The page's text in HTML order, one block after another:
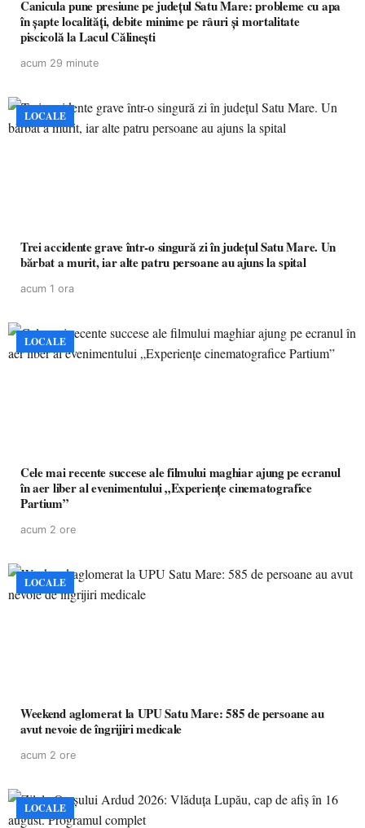
Canicula pune presiune pe județul Satu Mare: probleme cu apa
în șapte localități, debite minime pe râuri și mortalitate
piscicolă la Lacul Călinești
acum 29 minute
LOCALE
Trei accidente grave într-o singură zi în județul Satu Mare. Un
bărbat a murit, iar alte patru persoane au ajuns la spital
acum 1 ora
LOCALE
Cele mai recente succese ale filmului maghiar ajung pe ecranul
în aer liber al evenimentului „Experiențe cinematografice
Partium”
acum 2 ore
LOCALE
Weekend aglomerat la UPU Satu Mare: 585 de persoane au
avut nevoie de îngrijiri medicale
acum 2 ore
LOCALE